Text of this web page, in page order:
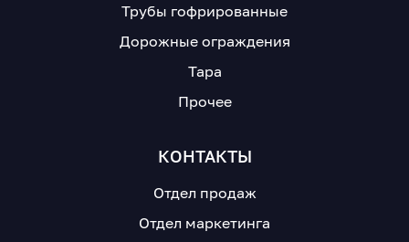
Трубы гофрированные
Дорожные ограждения
Тара
Прочее
КОНТАКТЫ
Отдел продаж
Отдел маркетинга